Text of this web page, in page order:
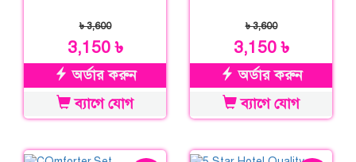
৳ 3,600
3,150 ৳
অর্ডার করুন
ব্যাগে যোগ
৳ 3,600
3,150 ৳
অর্ডার করুন
ব্যাগে যোগ